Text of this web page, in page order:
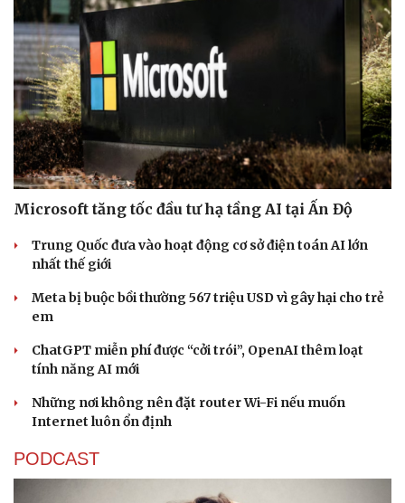
Microsoft tăng tốc đầu tư hạ tầng AI tại Ấn Độ
Trung Quốc đưa vào hoạt động cơ sở điện toán AI lớn
nhất thế giới
Meta bị buộc bồi thường 567 triệu USD vì gây hại cho trẻ
em
ChatGPT miễn phí được “cởi trói”, OpenAI thêm loạt
tính năng AI mới
Những nơi không nên đặt router Wi-Fi nếu muốn
Internet luôn ổn định
PODCAST